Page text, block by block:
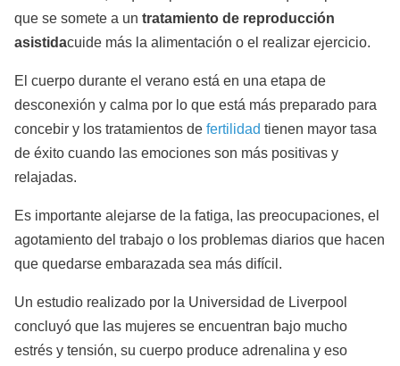
que se somete a un tratamiento de reproducción
asistidacuide más la alimentación o el realizar ejercicio.
El cuerpo durante el verano está en una etapa de
desconexión y calma por lo que está más preparado para
concebir y los tratamientos de fertilidad tienen mayor tasa
de éxito cuando las emociones son más positivas y
relajadas.
Es importante alejarse de la fatiga, las preocupaciones, el
agotamiento del trabajo o los problemas diarios que hacen
que quedarse embarazada sea más difícil.
Un estudio realizado por la Universidad de Liverpool
concluyó que las mujeres se encuentran bajo mucho
estrés y tensión, su cuerpo produce adrenalina y eso